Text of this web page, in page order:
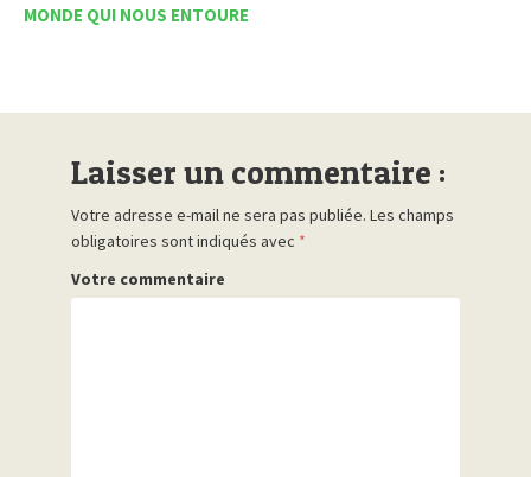
MONDE QUI NOUS ENTOURE
Laisser un commentaire :
Votre adresse e-mail ne sera pas publiée. Les champs
obligatoires sont indiqués avec *
Votre commentaire